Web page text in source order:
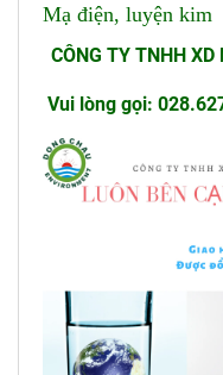
Mạ điện, luyện kim
CÔNG TY TNHH
Vui lòng gọi: